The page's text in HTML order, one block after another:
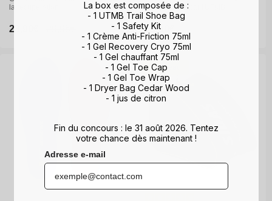
la récupération
Prix
23,90€
la récupération
Prix
23,90€
39-40
Kit approuvé par l'UTMB®
Prix
habituel
19,90€
Nouveau
La box est composée de :
- 1 UTMB Trail Shoe Bag
- 1 Safety Kit
- 1 Crème Anti-Friction 75ml
- 1 Gel Recovery Cryo 75ml
- 1 Gel chauffant 75ml
- 1 Gel Toe Cap
- 1 Gel Toe Wrap
- 1 Dryer Bag Cedar Wood
- 1 jus de citron
Fin du concours : le 31 août 2026. Tentez
votre chance dès maintenant !
Adresse e-mail